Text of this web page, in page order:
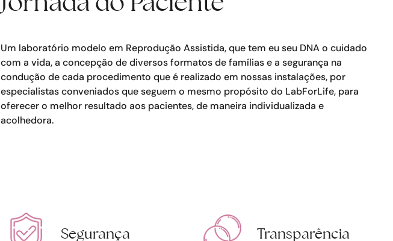
Um laboratório modelo em Reprodução Assistida, que tem eu seu DNA o cuidado
com a vida, a concepção de diversos formatos de famílias e a segurança na
condução de cada procedimento que é realizado em nossas instalações, por
especialistas conveniados que seguem o mesmo propósito do LabForLife, para
oferecer o melhor resultado aos pacientes, de maneira individualizada e
acolhedora.
Segurança Transparência